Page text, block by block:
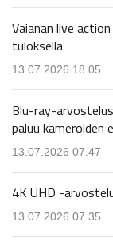
Vaianan live
tuloksella
13.07.2026 18.05
Blu-ray-
paluu kameroiden
13.07.2026 07.47
4K UHD -
13.07.2026 07.35